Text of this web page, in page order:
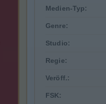
Medien-Typ:
Genre:
Studio:
Regie:
Veröff.:
FSK: